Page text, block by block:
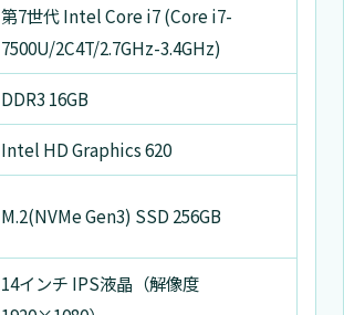
第7世代 Intel Core i7 (Core i7-
7500U/2C4T/2.7GHz-3.4GHz)
DDR3 16GB
Intel HD Graphics 620
M.2(NVMe Gen3) SSD 256GB
14インチ IPS液晶（解像度